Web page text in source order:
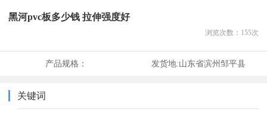
黑河pvc板多少钱 拉伸强度好
浏览次数： 155次
产品规格： 发货地:山东省滨州邹平县
关键词